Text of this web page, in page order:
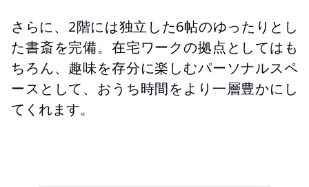
さらに、2階には独立した6帖のゆったりとし
た書斎を完備。在宅ワークの拠点としてはも
ちろん、趣味を存分に楽しむパーソナルスペ
ースとして、おうち時間をより一層豊かにし
てくれます。